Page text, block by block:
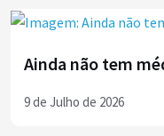
Ainda não tem
9 de Julho de 2026